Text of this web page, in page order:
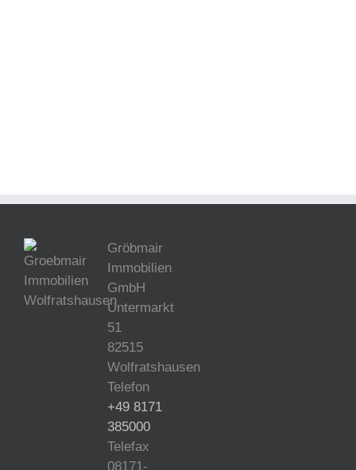
Gröbmair
Immobilien
GmbH
Untermarkt
51
82515
Wolfratshausen
Telefon
+49 8171
385000
Telefax
08171-